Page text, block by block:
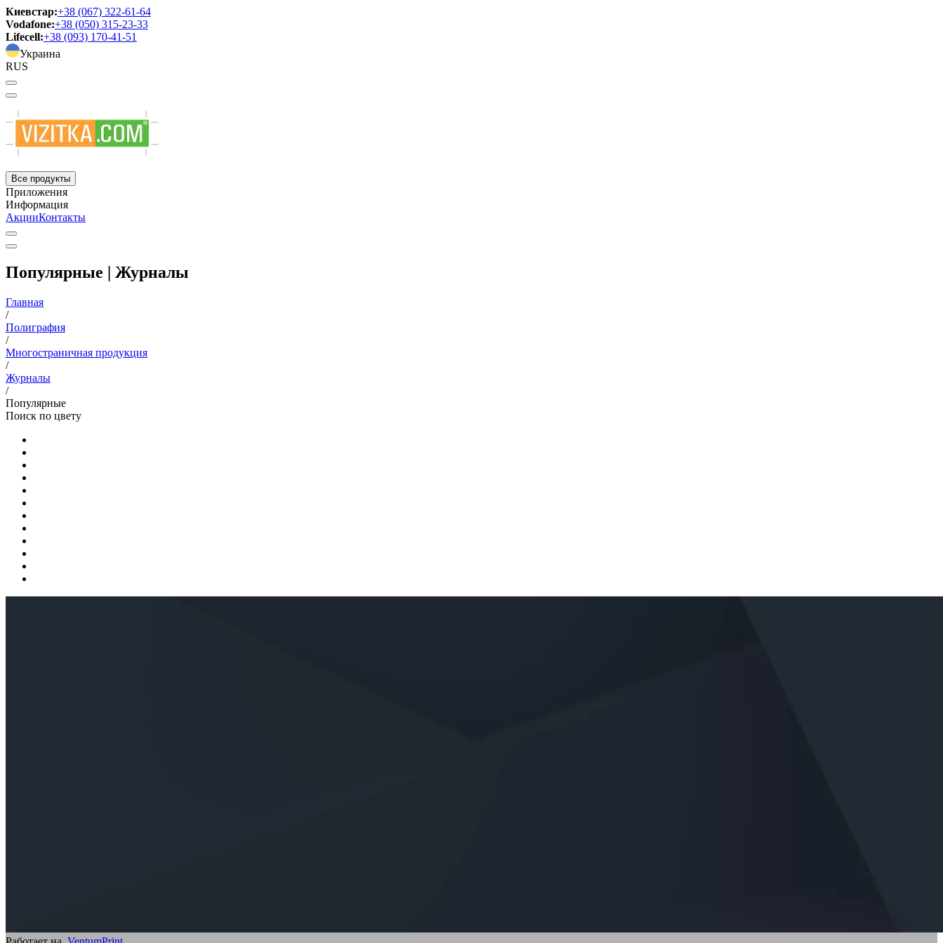
Киевстар:+38 (067) 322-61-64
Vodafone:+38 (050) 315-23-33
Lifecell:+38 (093) 170-41-51
Украина
RUS
Все продукты
Приложения
Информация
АкцииКонтакты
Популярные | Журналы
Главная
/
Полиграфия
/
Многостраничная продукция
/
Журналы
/
Популярные
Поиск по цвету